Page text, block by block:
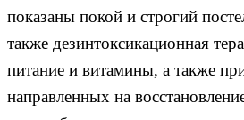
показаны покой и строгий
также дезинтоксикационная
питание и витамины, а также
направленных на